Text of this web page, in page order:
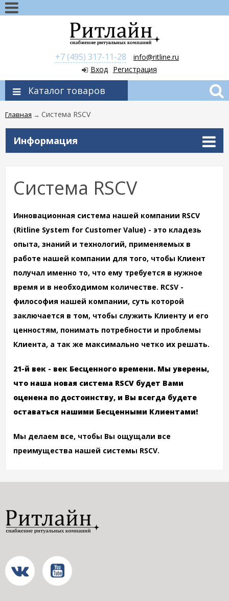
+7 (495) 317-11-28
info@ritline.ru
Вход
Регистрация
Каталог товаров
Главная → Система RSCV
Информация
Система RSCV
Инновационная система нашей компании RSCV
(Ritline System for Customer Value) - это кладезь
опыта, знаний и технологий, применяемых в
работе нашей компании для того, чтобы Клиент
получал именно то, что ему требуется в нужное
время и в необходимом количестве. RCSV -
философия нашей компании, суть которой
заключается в том, чтобы служить Клиенту и его
ценностям, понимать потребности и проблемы
Клиента, а так же максимально четко их решать.
21-й век - век Бесценного времени. Мы уверены,
что наша новая система RSCV будет Вами
оценена по достоинству, и Вы всегда будете
оставаться нашими Бесценными Клиентами!
Мы делаем все, чтобы Вы ощущали все
преимущества нашей системы RSCV.